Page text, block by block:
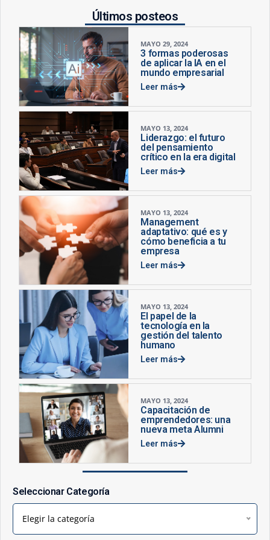
Últimos posteos
MAYO 29, 2024
3 formas poderosas
de aplicar la IA en el
mundo empresarial
Leer más
MAYO 13, 2024
Liderazgo: el futuro
del pensamiento
crítico en la era digital
Leer más
MAYO 13, 2024
Management
adaptativo: qué es y
cómo beneficia a tu
empresa
Leer más
MAYO 13, 2024
El papel de la
tecnología en la
gestión del talento
humano
Leer más
MAYO 13, 2024
Capacitación de
emprendedores: una
nueva meta Alumni
Leer más
Seleccionar Categoría
Elegir la categoría